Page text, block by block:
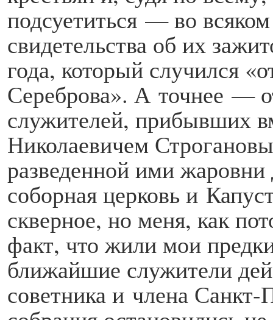
подсуетиться — во
свидетельства об их
года, который случился
Сереброва». А точнее —
служителей, прибывших
Николаевичем
разведенной ими
соборная церковь и
скверное, но меня, как
факт, что жили мои
ближайшие служители
советника и члена Санкт-